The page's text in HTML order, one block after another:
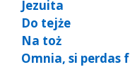
Jezuita
Do tejże
Na toż
Omnia, si perdas